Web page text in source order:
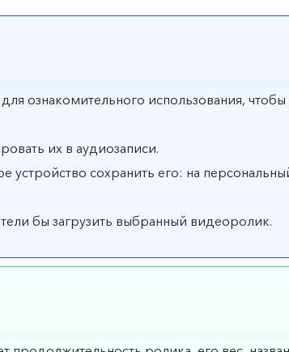
ознакомительного использования, чтобы
их в аудиозаписи.
устройство сохранить его: на
бы загрузить выбранный видеоролик.